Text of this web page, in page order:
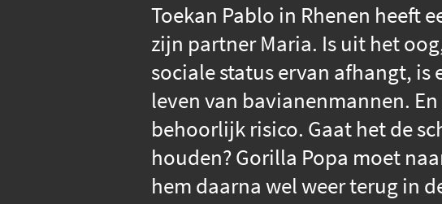
Toekan Pablo in Rhenen heeft
zijn partner Maria. Is uit het
sociale status ervan afhangt,
leven van bavianenmannen.
behoorlijk risico. Gaat het de
houden? Gorilla Popa moet
hem daarna wel weer terug in